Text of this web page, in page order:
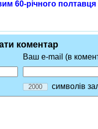
60-річного полтавця
коментар
Ваш e-mail (в
символів